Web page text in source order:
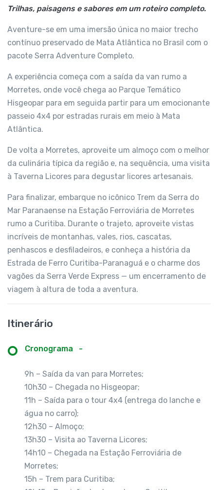
Trilhas, paisagens e sabores em um roteiro completo.
Aventure-se em uma imersão única no maior trecho
contínuo preservado de Mata Atlântica no Brasil com o
pacote Serra Adventure Completo.
A experiência começa com a saída da van rumo a
Morretes, onde você chega ao Parque Temático
Hisgeopar para em seguida partir para um emocionante
passeio 4x4 por estradas rurais em meio à Mata
Atlântica.
De volta a Morretes, aproveite um almoço com o melhor
da culinária típica da região e, na sequência, uma visita
à Taverna Licores para degustar licores artesanais.
Para finalizar, embarque no icônico Trem da Serra do
Mar Paranaense na Estação Ferroviária de Morretes
rumo a Curitiba. Durante o trajeto, aproveite vistas
incríveis de montanhas, vales, rios, cascatas,
penhascos e desfiladeiros, e conheça a história da
Estrada de Ferro Curitiba-Paranaguá e o charme dos
vagões da Serra Verde Express — um encerramento de
viagem à altura de toda a aventura.
Itinerário
Cronograma -
9h – Saída da van para Morretes;
10h30 – Chegada no Hisgeopar;
11h – Saída para o tour 4x4 (entrega do lanche e
água no carro);
12h30 – Almoço;
13h30 – Visita ao Taverna Licores;
14h10 – Chegada na Estação Ferroviária de
Morretes;
15h – Trem para Curitiba;